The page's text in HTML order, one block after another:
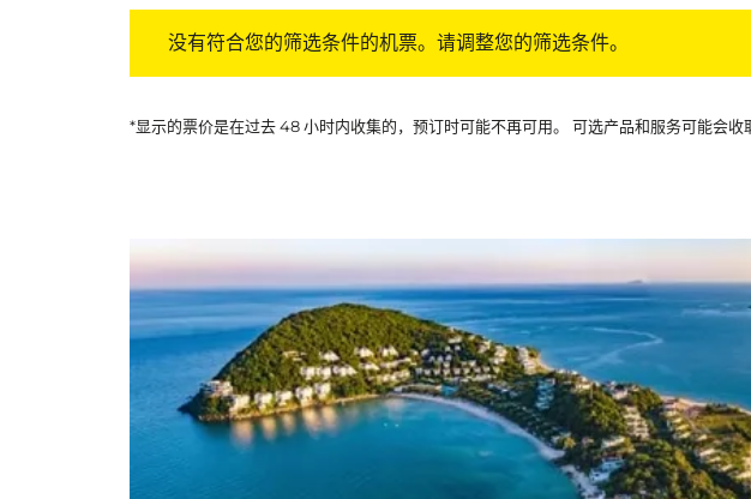
没有符合您的筛选条件的机票。请调整您的筛选条件。
*显示的票价是在过去 48 小时内收集的，预订时可能不再可用。 可选产品和服务可能会收